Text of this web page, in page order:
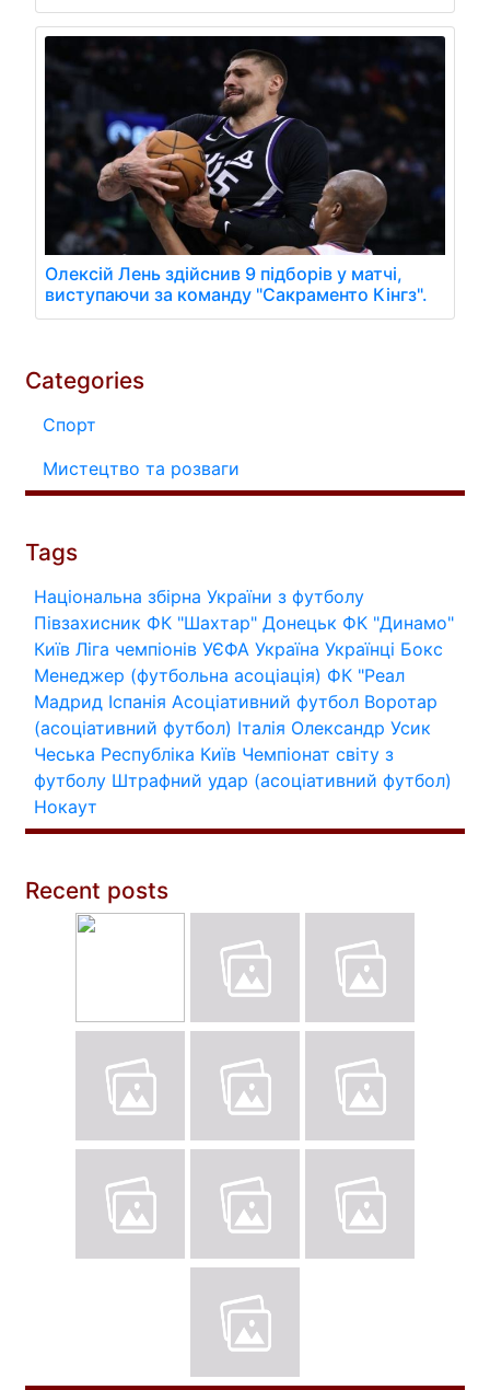
Олексій Лень здійснив 9 підборів у матчі,
виступаючи за команду "Сакраменто Кінгз".
Categories
Спорт
Мистецтво та розваги
Tags
Національна збірна України з футболу
Півзахисник ФК "Шахтар" Донецьк ФК "Динамо"
Київ Ліга чемпіонів УЄФА Україна Українці Бокс
Менеджер (футбольна асоціація) ФК "Реал
Мадрид Іспанія Асоціативний футбол Воротар
(асоціативний футбол) Італія Олександр Усик
Чеська Республіка Київ Чемпіонат світу з
футболу Штрафний удар (асоціативний футбол)
Нокаут
Recent posts